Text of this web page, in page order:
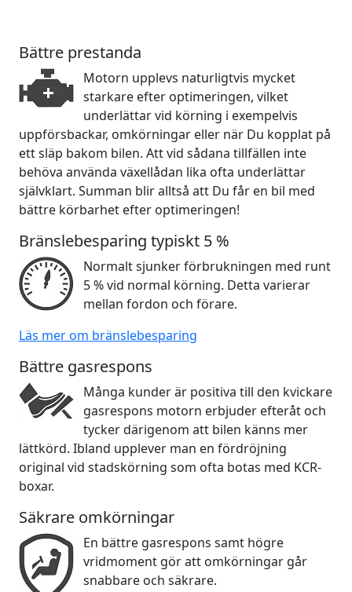
Bättre prestanda
Motorn upplevs naturligtvis mycket
starkare efter optimeringen, vilket
underlättar vid körning i exempelvis
uppförsbackar, omkörningar eller när Du kopplat på
ett släp bakom bilen. Att vid sådana tillfällen inte
behöva använda växellådan lika ofta underlättar
självklart. Summan blir alltså att Du får en bil med
bättre körbarhet efter optimeringen!
Bränslebesparing typiskt 5 %
Normalt sjunker förbrukningen med runt
5 % vid normal körning. Detta varierar
mellan fordon och förare.
Läs mer om bränslebesparing
Bättre gasrespons
Många kunder är positiva till den kvickare
gasrespons motorn erbjuder efteråt och
tycker därigenom att bilen känns mer
lättkörd. Ibland upplever man en fördröjning
original vid stadskörning som ofta botas med KCR-
boxar.
Säkrare omkörningar
En bättre gasrespons samt högre
vridmoment gör att omkörningar går
snabbare och säkrare.